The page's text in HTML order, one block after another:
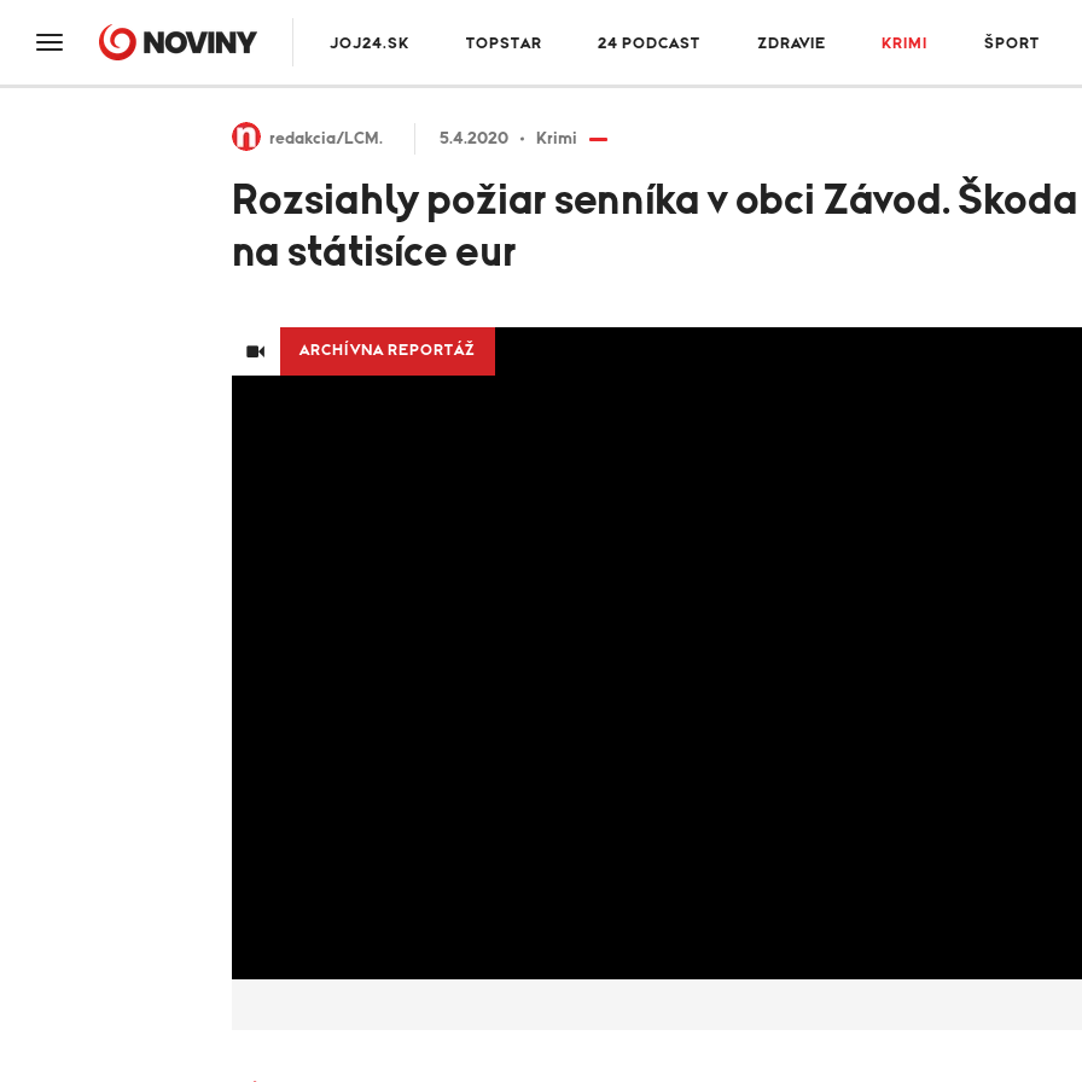
JOJ24.SK TOPSTAR 24 PODCAST ZDRAVIE KRIMI ŠPORT
redakcia/LCM. 5.4.2020 Krimi
Rozsiahly požiar senníka v obci Závod.
na státisíce eur
ARCHÍVNA REPORTÁŽ